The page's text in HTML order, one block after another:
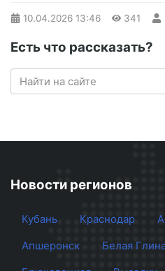
10.04.2026 13:46 341
Есть что рассказать?
Новости регионов
Кубань Краснодар
Апшеронск
Белая